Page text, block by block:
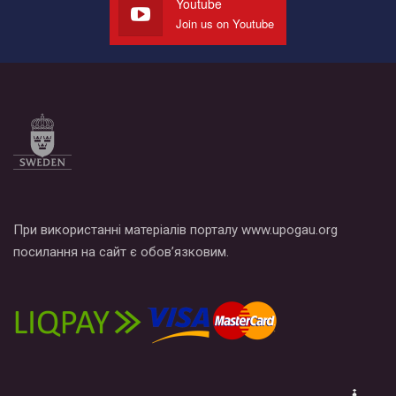
Все, что вам нужно сделать - это зайти на наш канал YouTube
по этой ссылке и поставить лайк под видео.
Join us on Youtube
При використанні матеріалів порталу www.upogau.org
посилання на сайт є обов’язковим.